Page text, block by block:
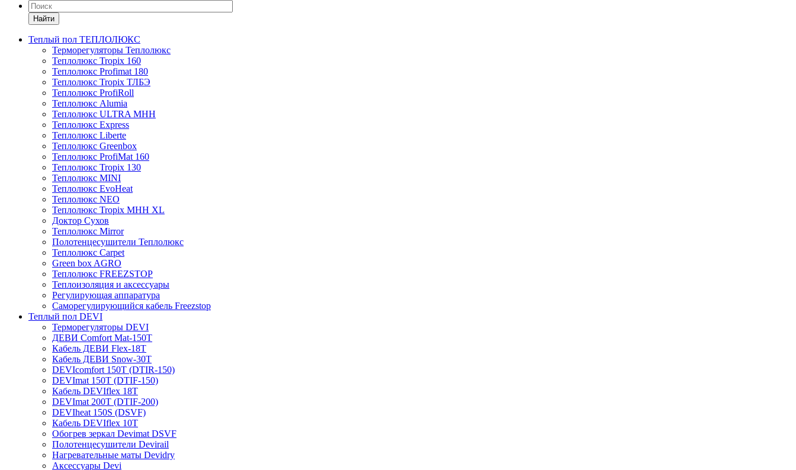
Найти
Теплый пол ТЕПЛОЛЮКС
Терморегуляторы Теплолюкс
Теплолюкс Tropix 160
Теплолюкс Profimat 180
Теплолюкс Tropix ТЛБЭ
Теплолюкс ProfiRoll
Теплолюкс Alumia
Теплолюкс ULTRA МНН
Теплолюкс Express
Теплолюкс Liberte
Теплолюкс Greenbox
Теплолюкс ProfiMat 160
Теплолюкс Tropix 130
Теплолюкс MINI
Теплолюкс EvoHeat
Теплолюкс NEO
Теплолюкс Tropix МНН XL
Доктор Сухов
Теплолюкс Mirror
Полотенцесушители Теплолюкс
Теплолюкс Carpet
Green box AGRO
Теплолюкс FREEZSTOP
Теплоизоляция и аксессуары
Регулирующая аппаратура
Cаморегулирующийся кабель Freezstop
Теплый пол DEVI
Терморегуляторы DEVI
ДЕВИ Comfort Mat-150T
Кабель ДЕВИ Flex-18T
Кабель ДЕВИ Snow-30T
DEVIcomfort 150T (DTIR-150)
DEVImat 150T (DTIF-150)
Кабель DEVIflex 18T
DEVImat 200T (DTIF-200)
DEVIheat 150S (DSVF)
Кабель DEVIflex 10T
Обогрев зеркал Devimat DSVF
Полотенцесушители Devirail
Нагревательные маты Devidry
Аксессуары Devi